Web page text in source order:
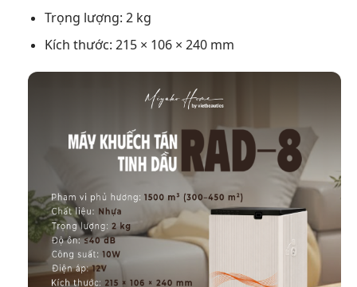
Trọng lượng: 2 kg
Kích thước: 215 × 106 × 240 mm